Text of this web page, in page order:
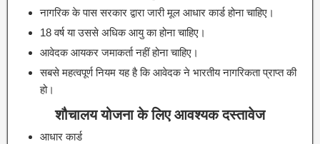
नागरिक के पास सरकार द्वारा जारी मूल आधार कार्ड होना चाहिए।
18 वर्ष या उससे अधिक आयु का होना चाहिए।
आवेदक आयकर जमाकर्ता नहीं होना चाहिए।
सबसे महत्वपूर्ण नियम यह है कि आवेदक ने भारतीय नागरिकता प्राप्त की
हो।
शौचालय योजना के लिए आवश्यक दस्तावेज
आधार कार्ड